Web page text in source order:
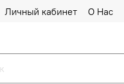
Личный кабинет О Нас